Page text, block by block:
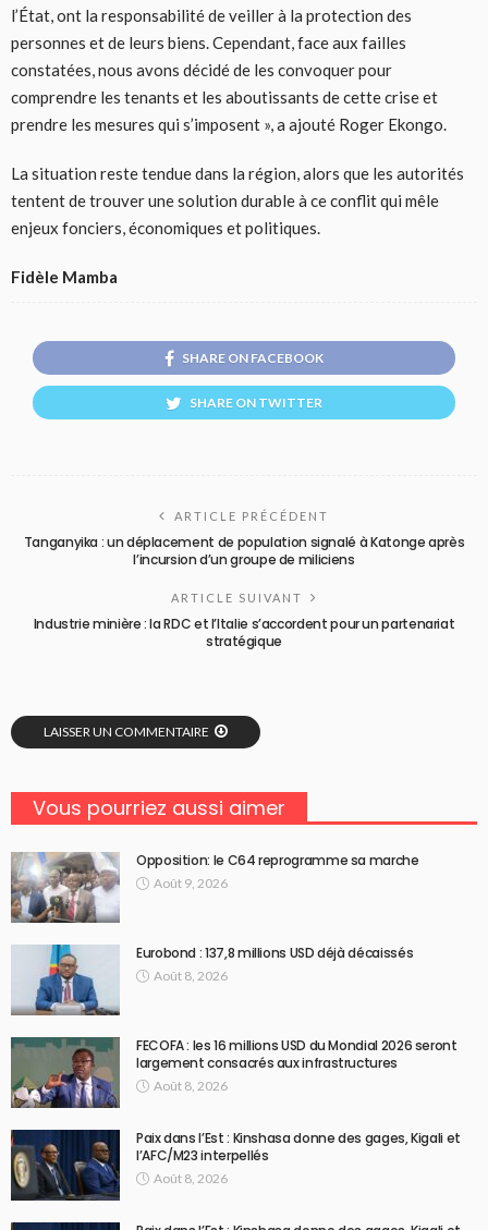
l’État, ont la responsabilité de veiller à la protection des
personnes et de leurs biens. Cependant, face aux failles
constatées, nous avons décidé de les convoquer pour
comprendre les tenants et les aboutissants de cette crise et
prendre les mesures qui s’imposent », a ajouté Roger Ekongo.
La situation reste tendue dans la région, alors que les autorités
tentent de trouver une solution durable à ce conflit qui mêle
enjeux fonciers, économiques et politiques.
Fidèle Mamba
SHARE ON FACEBOOK
SHARE ON TWITTER
ARTICLE PRÉCÉDENT
Tanganyika : un déplacement de population signalé à Katonge après
l’incursion d’un groupe de miliciens
ARTICLE SUIVANT
Industrie minière : la RDC et l’Italie s’accordent pour un partenariat
stratégique
LAISSER UN COMMENTAIRE
Vous pourriez aussi aimer
Opposition: le C64 reprogramme sa marche
Août 9, 2026
Eurobond : 137,8 millions USD déjà décaissés
Août 8, 2026
FECOFA : les 16 millions USD du Mondial 2026 seront
largement consacrés aux infrastructures
Août 8, 2026
Paix dans l’Est : Kinshasa donne des gages, Kigali et
l’AFC/M23 interpellés
Août 8, 2026